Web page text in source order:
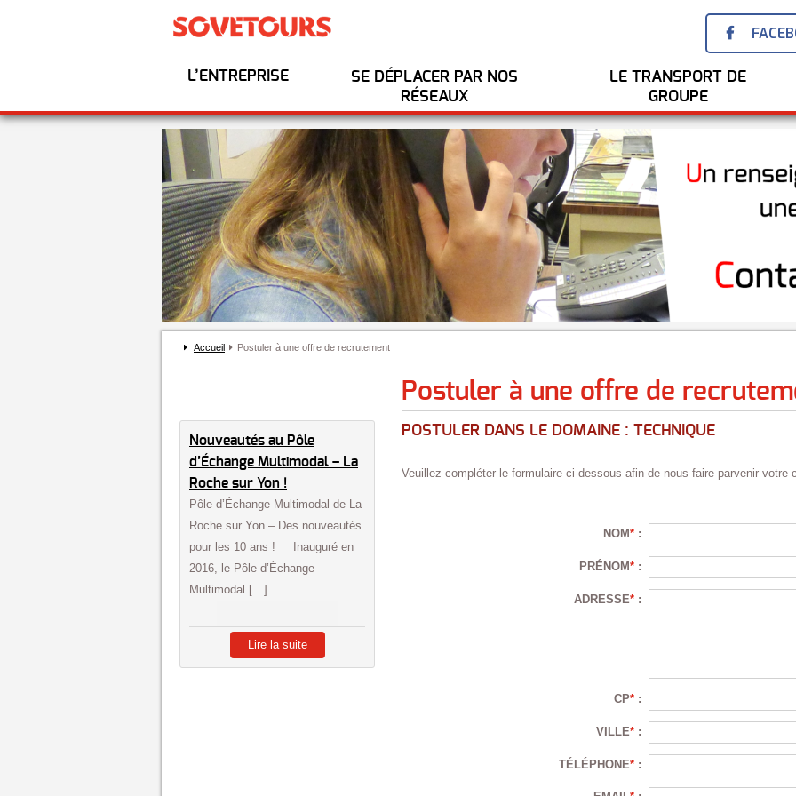
L’ENTREPRISE
SE DÉPLACER PAR NOS
RÉSEAUX
LE TRANSPORT DE
GROUPE
Accueil Postuler à une offre de recrutement
Postuler à une offre de
Nouveautés au Pôle
d’Échange Multimodal – La
Roche sur Yon !
Pôle d’Échange Multimodal de La
Roche sur Yon – Des nouveautés
pour les 10 ans ! Inauguré en
2016, le Pôle d’Échange
Multimodal […]
Lire la suite
POSTULER DANS LE DOMAINE : TECHNIQUE
Veuillez compléter le formulaire ci-dessous afin de nous faire parvenir votre
NOM* :
PRÉNOM* :
ADRESSE* :
CP* :
VILLE* :
TÉLÉPHONE* :